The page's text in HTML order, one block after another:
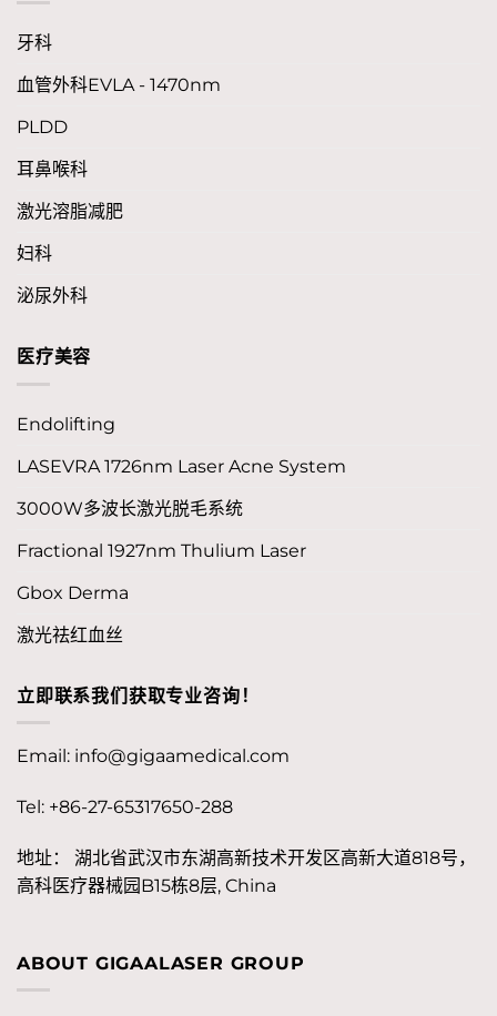
牙科
血管外科EVLA - 1470nm
PLDD
耳鼻喉科
激光溶脂减肥
妇科
泌尿外科
医疗美容
Endolifting
LASEVRA 1726nm Laser Acne System
3000W多波长激光脱毛系统
Fractional 1927nm Thulium Laser
Gbox Derma
激光祛红血丝
立即联系我们获取专业咨询！
Email: info@gigaamedical.com
Tel: +86-27-65317650-288
地址： 湖北省武汉市东湖高新技术开发区高新大道818号，
高科医疗器械园B15栋8层, China
ABOUT GIGAALASER GROUP